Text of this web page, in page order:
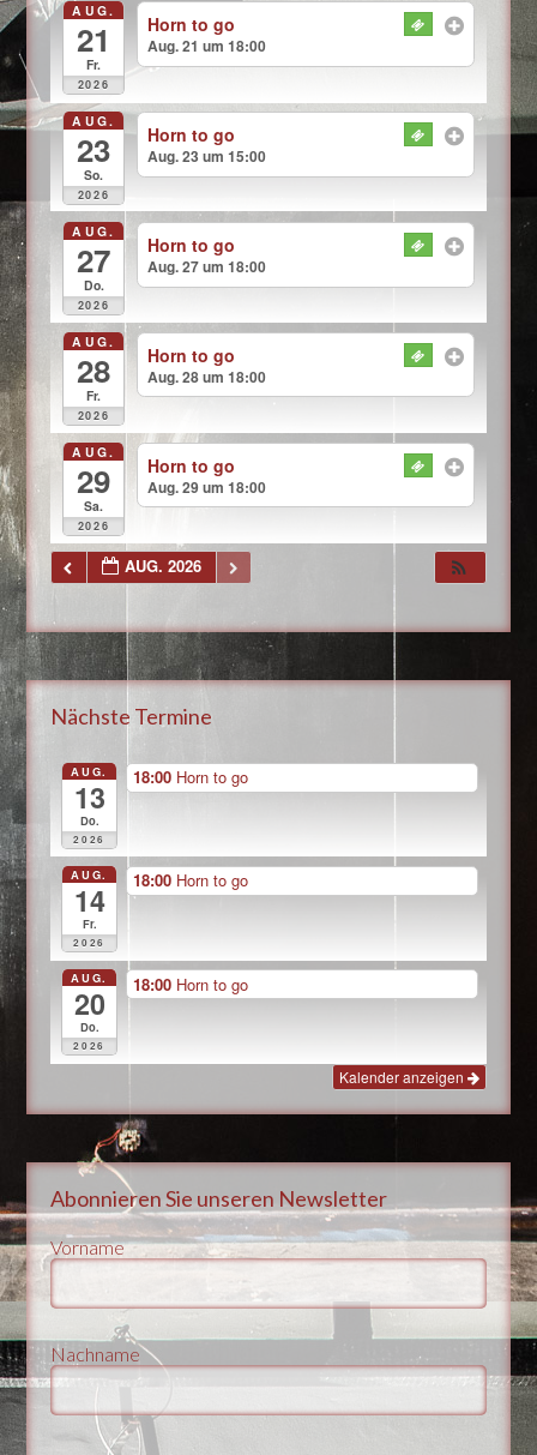
AUG.
21
Fr.
2026
Horn to go
Aug. 21 um 18:00
AUG.
23
So.
2026
Horn to go
Aug. 23 um 15:00
AUG.
27
Do.
2026
Horn to go
Aug. 27 um 18:00
AUG.
28
Fr.
2026
Horn to go
Aug. 28 um 18:00
AUG.
29
Sa.
2026
Horn to go
Aug. 29 um 18:00
AUG. 2026
Nächste Termine
AUG.
13
Do.
2026
18:00 Horn to go
AUG.
14
Fr.
2026
18:00 Horn to go
AUG.
20
Do.
2026
18:00 Horn to go
Kalender anzeigen
Abonnieren Sie unseren Newsletter
Vorname
Nachname